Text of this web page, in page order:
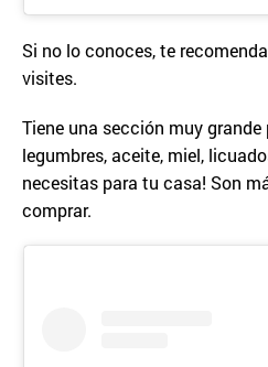
Si no lo conoces, te
visites.
Tiene una sección muy
legumbres, aceite, miel,
necesitas para tu casa! Son
comprar.